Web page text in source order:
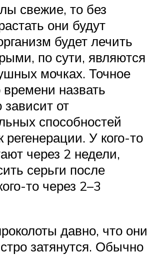
свежие, то без
они будут
будет лечить
по сути, являются
мочках. Точное
времени назвать
зависит от
способностей
регенерации. У кого-то
через 2 недели,
серьги после
то через 2–3
давно, что они
затянутся. Обычно